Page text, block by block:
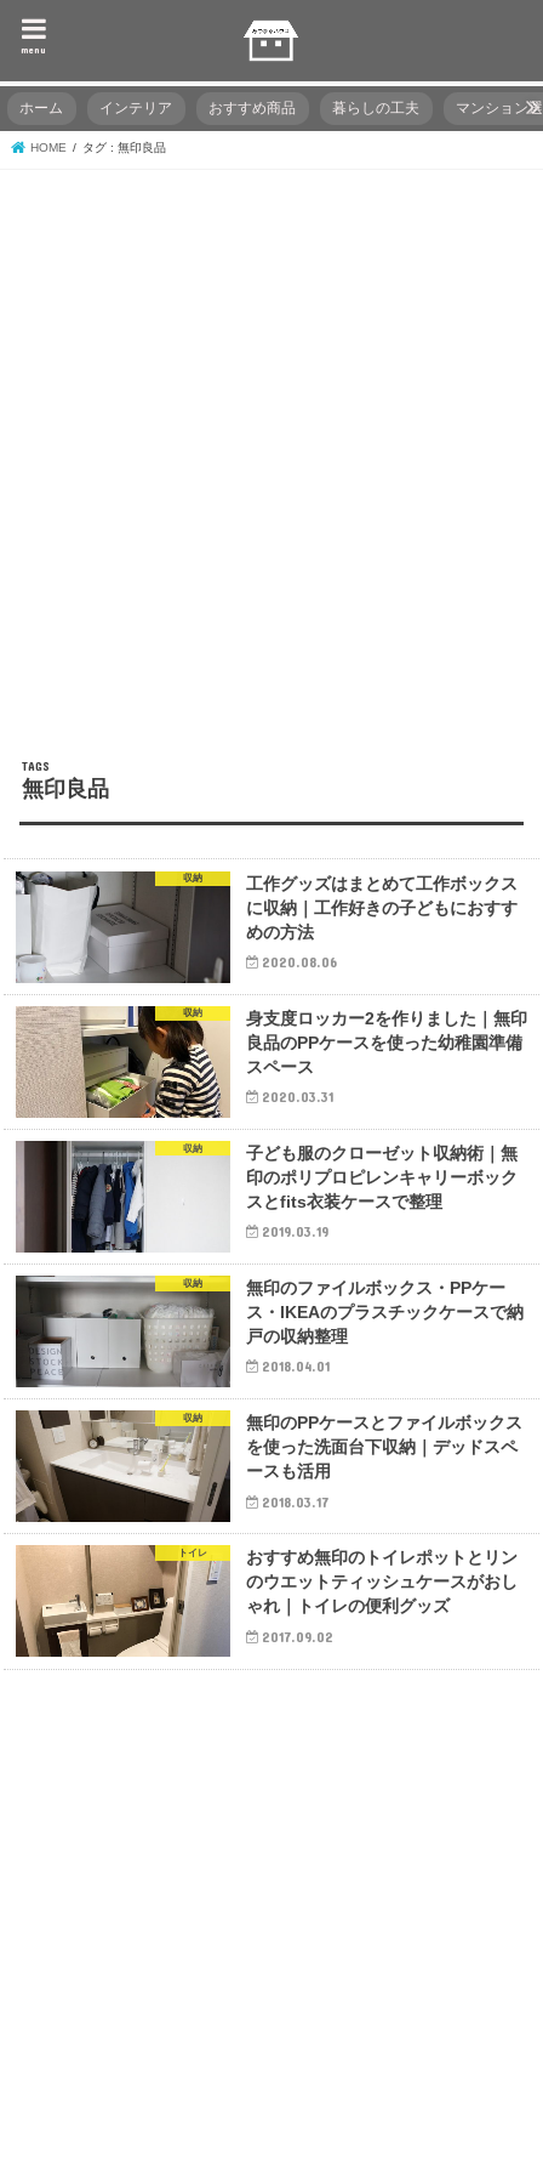
menu
ホーム インテリア おすすめ商品 暮らしの工夫 マンション
HOME タグ : 無印良品
無印良品
収納
工作グッズはまとめて工作ボックス
に収納｜工作好きの子どもにおすす
めの方法
2020.08.06
収納
身支度ロッカー2を作りました｜無印
良品のPPケースを使った幼稚園準備
スペース
2020.03.31
収納
子ども服のクローゼット収納術｜無
印のポリプロピレンキャリーボック
スとfits衣装ケースで整理
2019.03.19
収納
無印のファイルボックス・PPケー
ス・IKEAのプラスチックケースで納
戸の収納整理
2018.04.01
収納
無印のPPケースとファイルボックス
を使った洗面台下収納｜デッドスペ
ースも活用
2018.03.17
トイレ
おすすめ無印のトイレポットとリン
のウエットティッシュケースがおし
ゃれ｜トイレの便利グッズ
2017.09.02